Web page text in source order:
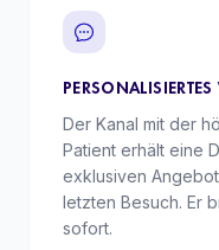
Der Kanal mit der
Patient erhält eine
exklusiven
letzten Besuch. Er
sofort.